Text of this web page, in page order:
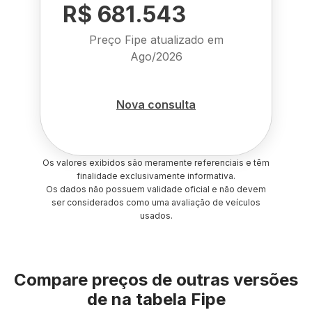
R$ 681.543
Preço Fipe atualizado em
Ago/2026
Nova consulta
Os valores exibidos são meramente referenciais e têm
finalidade exclusivamente informativa.
Os dados não possuem validade oficial e não devem
ser considerados como uma avaliação de veículos
usados.
Compare preços de outras versões
de na tabela Fipe